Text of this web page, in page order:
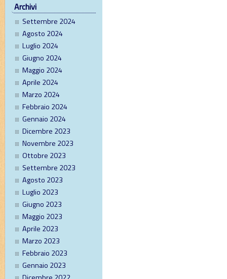
Archivi
Settembre 2024
Agosto 2024
Luglio 2024
Giugno 2024
Maggio 2024
Aprile 2024
Marzo 2024
Febbraio 2024
Gennaio 2024
Dicembre 2023
Novembre 2023
Ottobre 2023
Settembre 2023
Agosto 2023
Luglio 2023
Giugno 2023
Maggio 2023
Aprile 2023
Marzo 2023
Febbraio 2023
Gennaio 2023